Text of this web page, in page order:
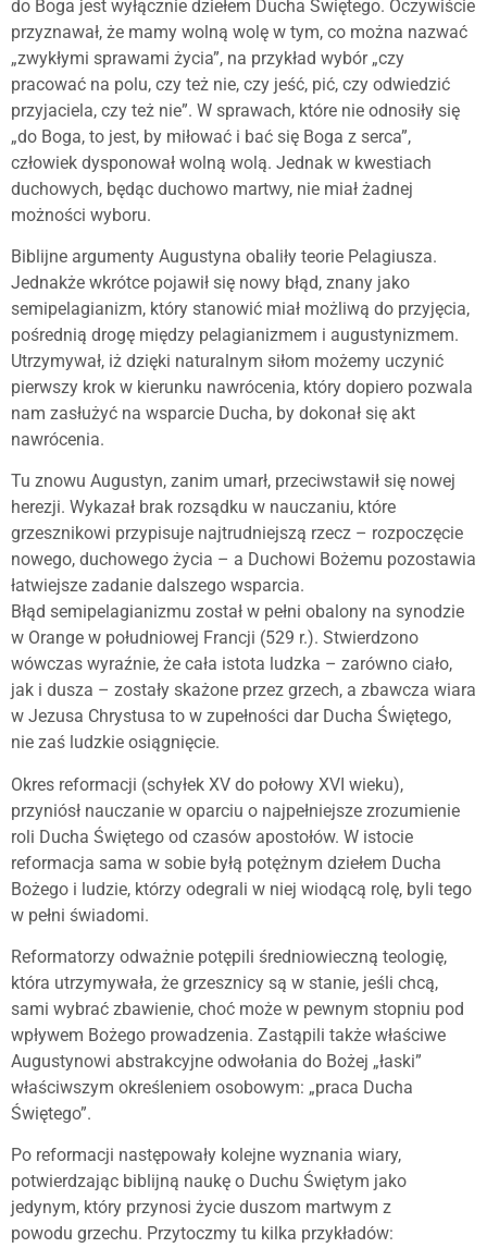
do Boga jest wyłącznie dziełem Ducha Świętego. Oczywiście
przyznawał, że mamy wolną wolę w tym, co można nazwać
„zwykłymi sprawami życia”, na przykład wybór „czy
pracować na polu, czy też nie, czy jeść, pić, czy odwiedzić
przyjaciela, czy też nie”. W sprawach, które nie odnosiły się
„do Boga, to jest, by miłować i bać się Boga z serca”,
człowiek dysponował wolną wolą. Jednak w kwestiach
duchowych, będąc duchowo martwy, nie miał żadnej
możności wyboru.
Biblijne argumenty Augustyna obaliły teorie Pelagiusza.
Jednakże wkrótce pojawił się nowy błąd, znany jako
semipelagianizm, który stanowić miał możliwą do przyjęcia,
pośrednią drogę między pelagianizmem i augustynizmem.
Utrzymywał, iż dzięki naturalnym siłom możemy uczynić
pierwszy krok w kierunku nawrócenia, który dopiero pozwala
nam zasłużyć na wsparcie Ducha, by dokonał się akt
nawrócenia.
Tu znowu Augustyn, zanim umarł, przeciwstawił się nowej
herezji. Wykazał brak rozsądku w nauczaniu, które
grzesznikowi przypisuje najtrudniejszą rzecz – rozpoczęcie
nowego, duchowego życia – a Duchowi Bożemu pozostawia
łatwiejsze zadanie dalszego wsparcia.
Błąd semipelagianizmu został w pełni obalony na synodzie
w Orange w południowej Francji (529 r.). Stwierdzono
wówczas wyraźnie, że cała istota ludzka – zarówno ciało,
jak i dusza – zostały skażone przez grzech, a zbawcza wiara
w Jezusa Chrystusa to w zupełności dar Ducha Świętego,
nie zaś ludzkie osiągnięcie.
Okres reformacji (schyłek XV do połowy XVI wieku),
przyniósł nauczanie w oparciu o najpełniejsze zrozumienie
roli Ducha Świętego od czasów apostołów. W istocie
reformacja sama w sobie byłą potężnym dziełem Ducha
Bożego i ludzie, którzy odegrali w niej wiodącą rolę, byli tego
w pełni świadomi.
Reformatorzy odważnie potępili średniowieczną teologię,
która utrzymywała, że grzesznicy są w stanie, jeśli chcą,
sami wybrać zbawienie, choć może w pewnym stopniu pod
wpływem Bożego prowadzenia. Zastąpili także właściwe
Augustynowi abstrakcyjne odwołania do Bożej „łaski”
właściwszym określeniem osobowym: „praca Ducha
Świętego”.
Po reformacji następowały kolejne wyznania wiary,
potwierdzając biblijną naukę o Duchu Świętym jako
jedynym, który przynosi życie duszom martwym z
powodu grzechu. Przytoczmy tu kilka przykładów: